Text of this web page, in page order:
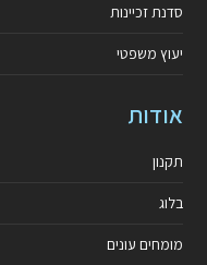
סדנת זכיינות
יעוץ משפטי
אודות
תקנון
בלוג
מומחים עונים